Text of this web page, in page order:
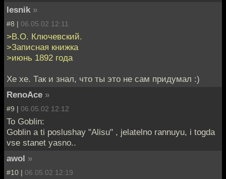
lesnik »
#8 | 06.05.02 12:11
>В.О. Ключевский.
>Записная книжка
>июнь 1892 года
Хе хе. Так и знал, что ты это не сам придумал :)
RenoAce »
#9 | 06.05.02 12:12
To Goblin:
Goblin a ti poslushay "Alisu" , jelatelno rannuyu, i togda
vse stanet yasno..
awol »
#10 | 06.05.02 12:19